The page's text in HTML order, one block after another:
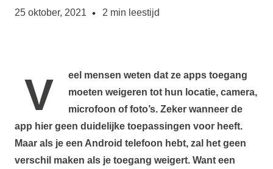
25 oktober, 2021 2 min leestijd
Veel mensen weten dat ze apps toegang
moeten weigeren tot hun locatie, camera,
microfoon of foto’s. Zeker wanneer de
app hier geen duidelijke toepassingen voor heeft.
Maar als je een Android telefoon hebt, zal het geen
verschil maken als je toegang weigert. Want een